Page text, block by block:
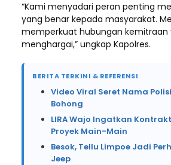
“Kami menyadari peran penting
yang benar kepada masyarakat.
memperkuat hubungan kemitraan
menghargai,” ungkap Kapolres.
BERITA TERKINI & REFERENSI
Video Viral Seret Nama
Bohong
LIRA Wajo Ingatkan
Proyek Main-Main
Besok, Tellu Limpoe Jadi
Jeep